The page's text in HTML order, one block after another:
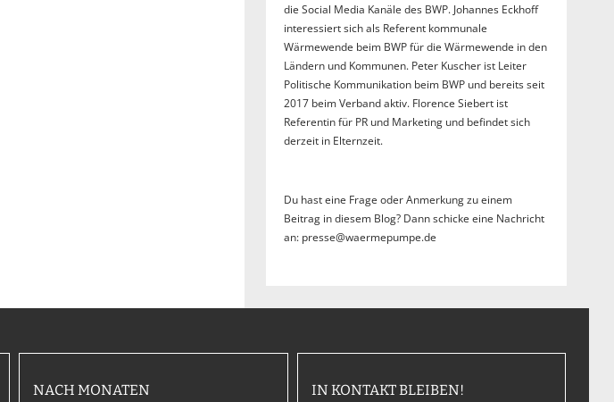
die Social Media Kanäle des BWP. Johannes Eckhoff
interessiert sich als Referent kommunale
Wärmewende beim BWP für die Wärmewende in den
Ländern und Kommunen. Peter Kuscher ist Leiter
Politische Kommunikation beim BWP und bereits seit
2017 beim Verband aktiv. Florence Siebert ist
Referentin für PR und Marketing und befindet sich
derzeit in Elternzeit.
Du hast eine Frage oder Anmerkung zu einem
Beitrag in diesem Blog? Dann schicke eine Nachricht
an: presse@waermepumpe.de
NACH MONATEN IN KONTAKT BLEIBEN!